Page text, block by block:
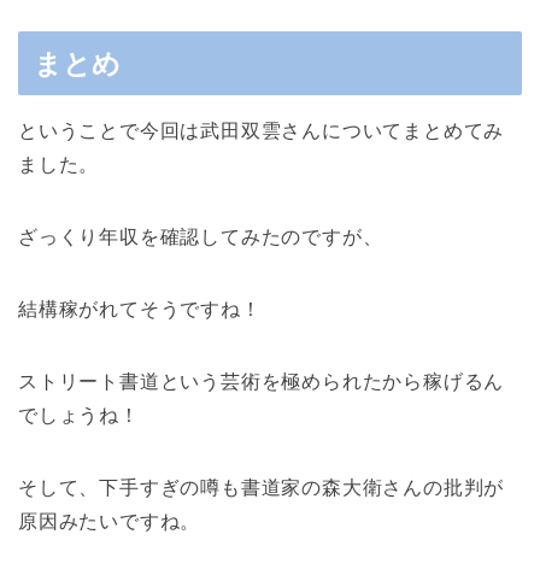
まとめ
ということで今回は武田双雲さんについてまとめてみ
ました。
ざっくり年収を確認してみたのですが、
結構稼がれてそうですね！
ストリート書道という芸術を極められたから稼げるん
でしょうね！
そして、下手すぎの噂も書道家の森大衛さんの批判が
原因みたいですね。